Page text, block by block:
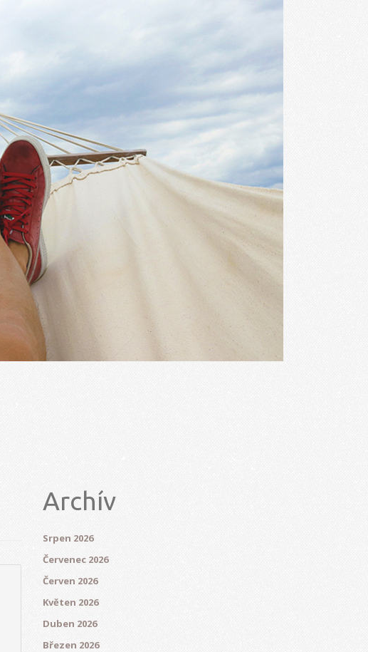
Archív
Srpen 2026
Červenec 2026
Červen 2026
Květen 2026
Duben 2026
Březen 2026